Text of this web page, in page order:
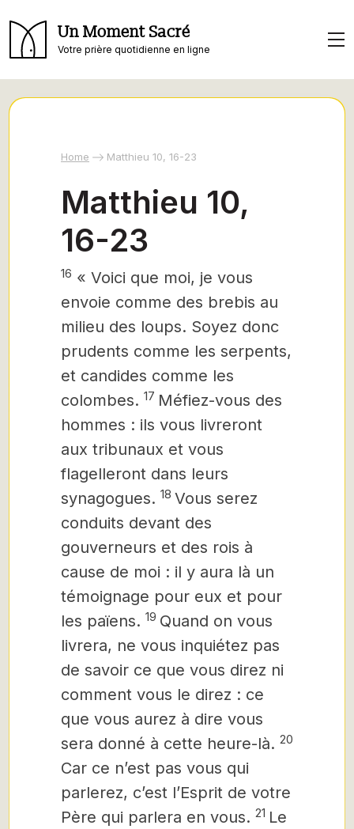
Un Moment Sacré
Votre prière quotidienne en ligne
Home Matthieu 10, 16-23
Matthieu 10,
16-23
16 « Voici que moi, je vous
envoie comme des brebis au
milieu des loups. Soyez donc
prudents comme les serpents,
et candides comme les
colombes. 17 Méfiez-vous des
hommes : ils vous livreront
aux tribunaux et vous
flagelleront dans leurs
synagogues. 18 Vous serez
conduits devant des
gouverneurs et des rois à
cause de moi : il y aura là un
témoignage pour eux et pour
les païens. 19 Quand on vous
livrera, ne vous inquiétez pas
de savoir ce que vous direz ni
comment vous le direz : ce
que vous aurez à dire vous
sera donné à cette heure-là. 20
Car ce n’est pas vous qui
parlerez, c’est l’Esprit de votre
Père qui parlera en vous. 21 Le